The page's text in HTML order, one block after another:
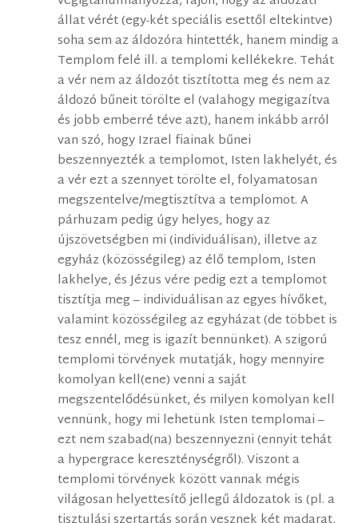
állat vérét (egy-két speciális esettől eltekintve)
soha sem az áldozóra hintették, hanem mindig a
Templom felé ill. a templomi kellékekre. Tehát
a vér nem az áldozót tisztította meg és nem az
áldozó bűneit törölte el (valahogy megigazítva
és jobb emberré téve azt), hanem inkább arról
van szó, hogy Izrael fiainak bűnei
beszennyezték a templomot, Isten lakhelyét, és
a vér ezt a szennyet törölte el, folyamatosan
megszentelve/megtisztítva a templomot. A
párhuzam pedig úgy helyes, hogy az
újszövetségben mi (individuálisan), illetve az
egyház (közösségileg) az élő templom, Isten
lakhelye, és Jézus vére pedig ezt a templomot
tisztítja meg – individuálisan az egyes hívőket,
valamint közösségileg az egyházat (de többet is
tesz ennél, meg is igazít bennünket). A szigorú
templomi törvények mutatják, hogy mennyire
komolyan kell(ene) venni a saját
megszentelődésünket, és milyen komolyan kell
vennünk, hogy mi lehetünk Isten templomai –
ezt nem szabad(na) beszennyezni (ennyit tehát
a hypergrace kereszténységről). Viszont a
templomi törvények között vannak mégis
világosan helyettesítő jellegű áldozatok is (pl. a